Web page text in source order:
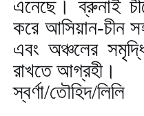
এনেছে। ব্রুনাই
করে আসিয়ান-চীন
এবং অঞ্চলের
রাখতে আগ্রহী।
স্বর্ণা/তৌহিদ/লিলি